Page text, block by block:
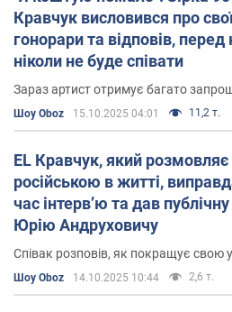
а також випустив альбом «То
В цей же час Андрій вперше
зігравши епізодичну роль у
Довгоносиків».
2000 року вийшов альбом
підтримку якого знову
Того ж року Кравчук знявся у
перевертня», а також став
2001 року записав новий
У 2002 році знявся у фільмі
Кравчук висловився про
гонорари та відповів, перед
ніколи не буде співати
Зараз артист отримує багато
Шоу Oboz 15.10.2025 04:01 11,2 т.
EL Кравчук, який розмовляє
російською в житті,
час інтервʼю та дав
Юрію Андруховичу
Співак розповів, як покращує свою
Шоу Oboz 14.10.2025 10:44 2,6 т.